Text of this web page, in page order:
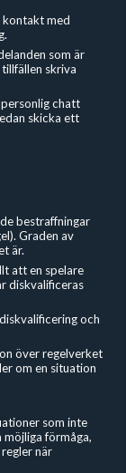
kontakt med
som är
skriva
chatt
skicka ett
bestraffningar
Graden av
är.
att en spelare
diskvalificeras
och
över regelverket
om en situation
som inte
förmåga,
när